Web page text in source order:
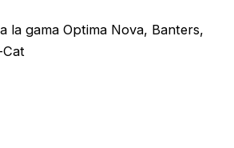
la gama Optima Nova, Banters,